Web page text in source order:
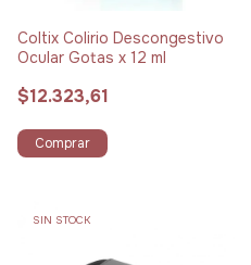
Coltix Colirio Descongestivo
Ocular Gotas x 12 ml
$12.323,61
Comprar
SIN STOCK